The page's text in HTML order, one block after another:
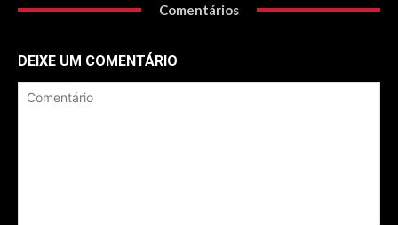
Comentários
DEIXE UM COMENTÁRIO